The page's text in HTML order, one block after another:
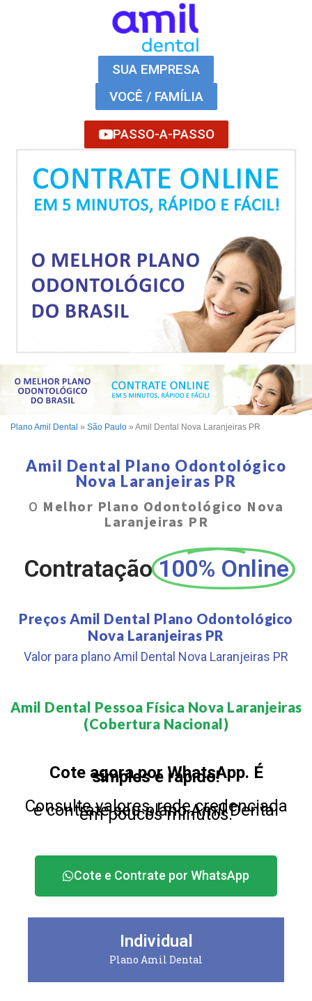
SUA EMPRESA
VOCÊ / FAMÍLIA
PASSO-A-PASSO
Plano Amil Dental » São Paulo » Amil Dental Nova Laranjeiras PR
Amil Dental Plano Odontológico
Nova Laranjeiras PR
O Melhor Plano Odontológico Nova
Laranjeiras PR
Contratação 100% Online
Preços Amil Dental Plano Odontológico
Nova Laranjeiras PR
Valor para plano Amil Dental Nova Laranjeiras PR
Amil Dental Pessoa Física Nova Laranjeiras
(Cobertura Nacional)​
Cote agora por WhatsApp. É
simples e rápido!
Consulte valores, rede credenciada
e contrate seu plano Amil Dental
em poucos minutos.
Cote e Contrate por WhatsApp
Individual
Plano Amil Dental